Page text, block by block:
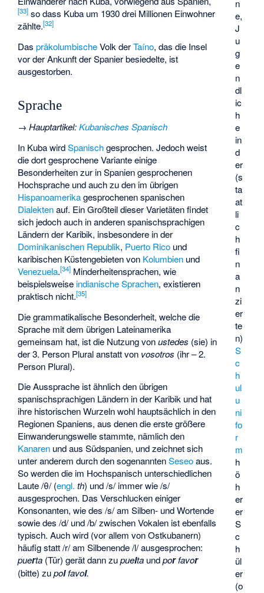
n
e,
J
u
g
e
n
dl
ic
h
e
in
d
er
(s
ta
at
li
c
h
fi
n
a
n
zi
er
te
n)
S
c
h
ul
u
ni
fo
r
m
h
ö
h
er
er
S
c
h
ül
er
(o
[33] so dass Kuba um 1930 drei Millionen Einwohner
zählte.[32]
DaspräkolumbischeVolk derTaíno, das die Insel
vor der Ankunft der Spanier besiedelte, ist
ausgestorben.
Sprache
→Hauptartikel:Kubanisches Spanisch
In Kuba wirdSpanischgesprochen. Jedoch weist
die dort gesprochene Variante einige
Besonderheiten zur in Spanien gesprochenen
Hochsprache und auch zu den im übrigen
Hispanoamerikagesprochenen spanischen
Dialektenauf. Ein Großteil dieser Varietäten findet
sich jedoch auch in anderen spanischsprachigen
Ländern der Karibik, insbesondere in der
Dominikanischen Republik, Puerto Rico und
karibischen Küstengebieten von Kolumbien und
Venezuela.[34] Minderheitensprachen, wie
beispielsweise indianische Sprachen, existieren
praktisch nicht.[35]
Die grammatikalische Besonderheit, welche die
Sprache mit dem übrigen Lateinamerika
gemeinsam hat, ist die Nutzung vonustedes (sie) in
der 3. Person Plural anstatt von vosotros (ihr – 2.
Person Plural).
Die Aussprache ist ähnlich den übrigen
spanischsprachigen Ländern in der Karibik und hat
ihre historischen Wurzeln wohl hauptsächlich in den
Regionen Spaniens, aus denen die erste größere
Einwanderungswelle stammte, nämlich den
Kanaren und aus Südspanien, und zeichnet sich
unter anderem durch den sogenanntenSeseoaus.
So werden die im Hochspanisch unterschiedlichen
Laute/θ/(engl. th) und/s/immer wie/s/
ausgesprochen. Das Verschlucken einiger
Konsonanten, wie des/s/am Silben- und Wortende
sowie des/d/und/b/zwischen Vokalen ist ebenfalls
typisch. Auch wird (vor allem von Ostkubanern)
häufig statt/r/am Silbenende/l/ausgesprochen:
puerta (Tür) gerät dann zupuelta undporfavor
(bitte) zupolfavol.